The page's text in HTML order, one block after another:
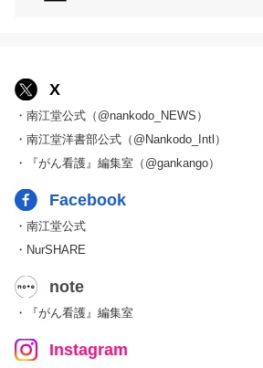
X
・南江堂公式（@nankodo_NEWS）
・南江堂洋書部公式（@Nankodo_Intl）
・『がん看護』編集室（@gankango）
Facebook
・南江堂公式
・NurSHARE
note
・『がん看護』編集室
Instagram